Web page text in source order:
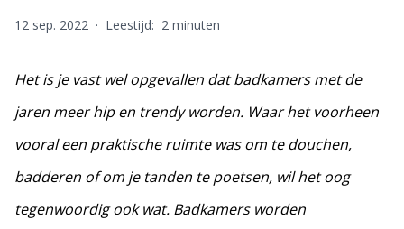
12 sep. 2022 · Leestijd: 2 minuten
Het is je vast wel opgevallen dat badkamers met de
jaren meer hip en trendy worden. Waar het voorheen
vooral een praktische ruimte was om te douchen,
badderen of om je tanden te poetsen, wil het oog
tegenwoordig ook wat. Badkamers worden